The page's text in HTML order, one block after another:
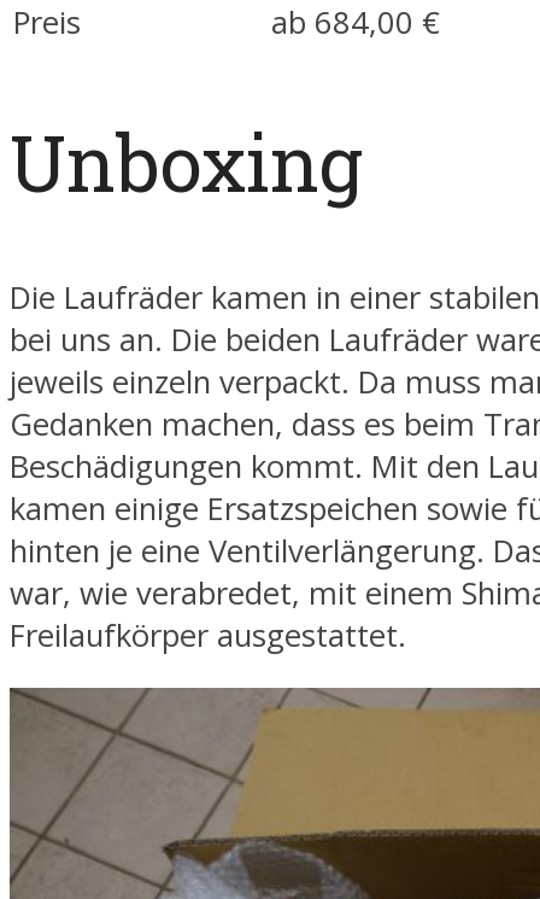
Preis
ab 684,00 €
Unboxing
Die Laufräder kamen in einer
bei uns an. Die beiden Laufräder
jeweils einzeln verpackt. Da muss
Gedanken machen, dass es beim
Beschädigungen kommt. Mit den
kamen einige Ersatzspeichen sowie
hinten je eine Ventilverlängerung.
war, wie verabredet, mit einem
Freilaufkörper ausgestattet.